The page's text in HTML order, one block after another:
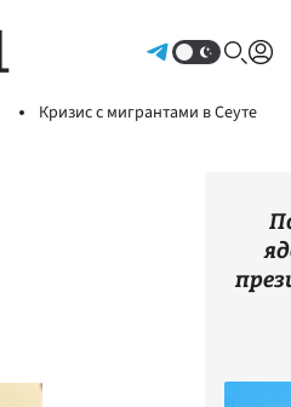
Кризис с мигрантами в Сеуте